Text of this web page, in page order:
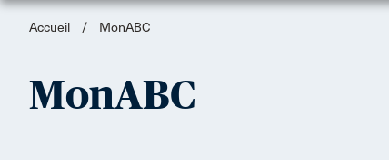
Accueil / MonABC
MonABC